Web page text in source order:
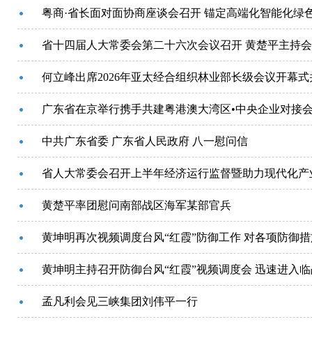
省十四届人大常委会第二十六次会议召开 黄楚平主持
何立峰出席2026年亚太经合组织林业部长级会议开幕式
中共广东省委 广东省人民政府 八一慰问信
黄楚平率团慰问南部战区海军某部官兵
黄坤明再次视频调度台风“红霞”防御工作 对各项防御
孟凡利会见三峡集团刘伟平一行